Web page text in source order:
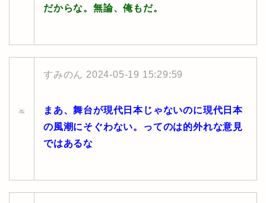
だからな。無論、俺もだ。
すみのん 2024-05-19 15:29:59
まあ、舞台が現代日本じゃないのに現代日本
の風潮にそぐわない。ってのは的外れな意見
ではあるな